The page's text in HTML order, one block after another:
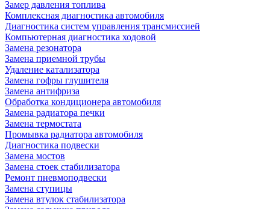
Замер давления топлива
Комплексная диагностика автомобиля
Диагностика систем управления трансмиссией
Компьютерная диагностика ходовой
Замена резонатора
Замена приемной трубы
Удаление катализатора
Замена гофры глушителя
Замена антифриза
Обработка кондиционера автомобиля
Замена радиатора печки
Замена термостата
Промывка радиатора автомобиля
Диагностика подвески
Замена мостов
Замена стоек стабилизатора
Ремонт пневмоподвески
Замена ступицы
Замена втулок стабилизатора